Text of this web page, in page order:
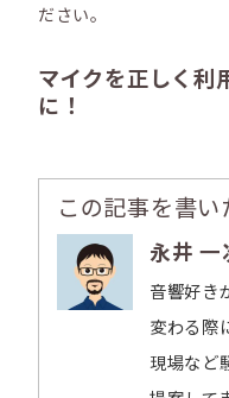
ださい。
マイクを正しく利
に！
この記事を書い
永井 一
音響好き
変わる際
現場など